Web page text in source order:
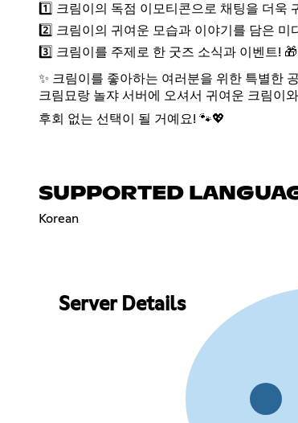
1️⃣ 크림이의 독점 이모티콘으로 채팅을 더욱
2️⃣ 크림이의 귀여운 모습과 이야기를 담은 미
3️⃣ 크림이를 주제로 한 굿즈 소식과 이벤트! 🎁
✨ 크림이를 좋아하는 여러분을 위한 특별한
크림묘랑 놀쟈 서버에 오셔서 귀여운 크림이
후회 없는 선택이 될 거예요! 🐾💖
SUPPORTED
Korean
Server Details